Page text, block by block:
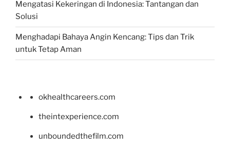
Mengatasi Kekeringan di Indonesia: Tantangan dan
Solusi
Menghadapi Bahaya Angin Kencang: Tips dan Trik
untuk Tetap Aman
okhealthcareers.com
theintexperience.com
unboundedthefilm.com